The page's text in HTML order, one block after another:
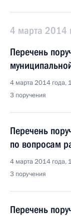
4 марта 2014
Перечень
4 марта 2014 года,
3 поручения
Перечень
по вопросам
4 марта 2014 года,
3 поручения
Перечень